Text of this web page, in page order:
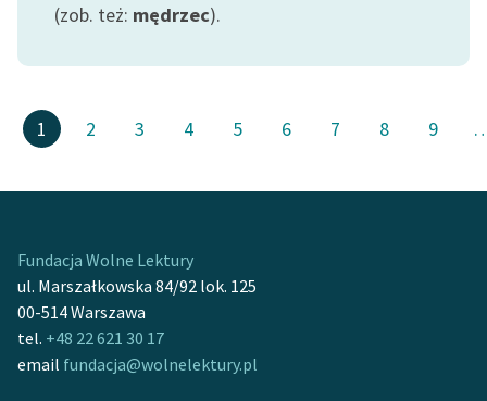
(zob. też: mędrzec).
1 2 3 4 5 6 7 8 9
Fundacja Wolne Lektury
ul. Marszałkowska 84/92 lok. 125
00-514 Warszawa
tel. +48 22 621 30 17
email fundacja@wolnelektury.pl